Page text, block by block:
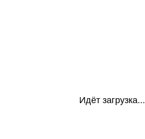
Идёт загрузка...